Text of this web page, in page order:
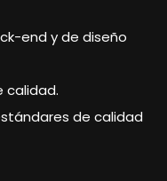
end y de diseño
calidad.
de calidad